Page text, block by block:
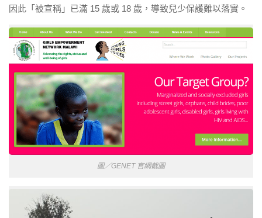
因此「被宣稱」已滿 15 歲或 18 歲，導致兒少保護難以落實。
圖／GENET 官網截圖